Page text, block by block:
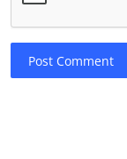
Post Comment